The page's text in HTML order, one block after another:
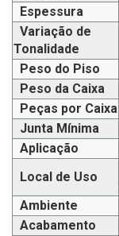
Espessura
Variação de
Tonalidade
Peso do Piso
Peso da Caixa
Peças por Caixa
Junta Mínima
Aplicação
Local de Uso
Ambiente
Acabamento